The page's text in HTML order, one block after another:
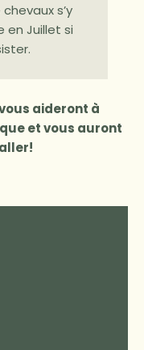
s’y
en Juillet si
aideront à
et vous auront